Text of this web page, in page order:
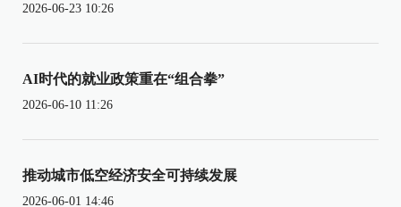
2026-06-23 10:26
AI时代的就业政策重在“组合拳”
2026-06-10 11:26
推动城市低空经济安全可持续发展
2026-06-01 14:46